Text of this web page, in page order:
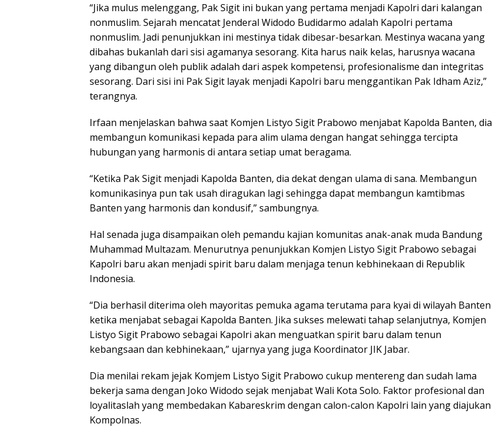
“Jika mulus melenggang, Pak Sigit ini bukan yang pertama menjadi Kapolri dari kalangan
nonmuslim. Sejarah mencatat Jenderal Widodo Budidarmo adalah Kapolri pertama
nonmuslim. Jadi penunjukkan ini mestinya tidak dibesar-besarkan. Mestinya wacana yang
dibahas bukanlah dari sisi agamanya sesorang. Kita harus naik kelas, harusnya wacana
yang dibangun oleh publik adalah dari aspek kompetensi, profesionalisme dan integritas
sesorang. Dari sisi ini Pak Sigit layak menjadi Kapolri baru menggantikan Pak Idham Aziz,”
terangnya.
Irfaan menjelaskan bahwa saat Komjen Listyo Sigit Prabowo menjabat Kapolda Banten, dia
membangun komunikasi kepada para alim ulama dengan hangat sehingga tercipta
hubungan yang harmonis di antara setiap umat beragama.
“Ketika Pak Sigit menjadi Kapolda Banten, dia dekat dengan ulama di sana. Membangun
komunikasinya pun tak usah diragukan lagi sehingga dapat membangun kamtibmas
Banten yang harmonis dan kondusif,” sambungnya.
Hal senada juga disampaikan oleh pemandu kajian komunitas anak-anak muda Bandung
Muhammad Multazam. Menurutnya penunjukkan Komjen Listyo Sigit Prabowo sebagai
Kapolri baru akan menjadi spirit baru dalam menjaga tenun kebhinekaan di Republik
Indonesia.
“Dia berhasil diterima oleh mayoritas pemuka agama terutama para kyai di wilayah Banten
ketika menjabat sebagai Kapolda Banten. Jika sukses melewati tahap selanjutnya, Komjen
Listyo Sigit Prabowo sebagai Kapolri akan menguatkan spirit baru dalam tenun
kebangsaan dan kebhinekaan,” ujarnya yang juga Koordinator JIK Jabar.
Dia menilai rekam jejak Komjem Listyo Sigit Prabowo cukup mentereng dan sudah lama
bekerja sama dengan Joko Widodo sejak menjabat Wali Kota Solo. Faktor profesional dan
loyalitaslah yang membedakan Kabareskrim dengan calon-calon Kapolri lain yang diajukan
Kompolnas.